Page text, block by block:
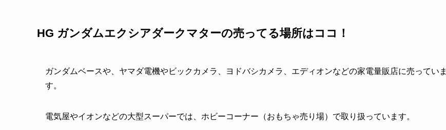
HG ガンダムエクシアダークマターの売ってる場所はココ！
ガンダムベースや、ヤマダ電機やビックカメラ、ヨドバシカメラ、エディオンなどの家電量販店に売っていま
す。
電気屋やイオンなどの大型スーパーでは、ホビーコーナー（おもちゃ売り場）で取り扱っています。